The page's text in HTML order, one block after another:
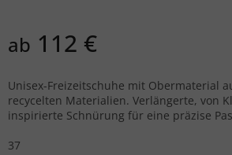
ab 112 €
Unisex-Freizeitschuhe mit Obermaterial
recycelten Materialien. Verlängerte, von
inspirierte Schnürung für eine präzise
37